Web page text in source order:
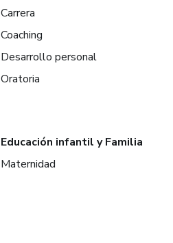
Carrera
Coaching
Desarrollo personal
Oratoria
Educación infantil y Familia
Maternidad